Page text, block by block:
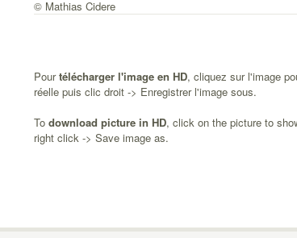
© Mathias Cidere
Pourtélécharger l'image en HD, cliquez sur l'image
réelle puis clic droit -> Enregistrer l'image sous.
To download picture in HD, click on the picture to
right click -> Save image as.